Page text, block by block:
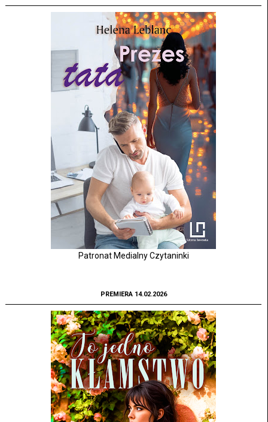
Patronat Medialny Czytaninki
PREMIERA 14.02.2026